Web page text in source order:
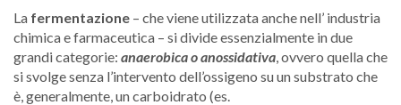
La fermentazione – che viene utilizzata anche nell’ industria
chimica e farmaceutica – si divide essenzialmente in due
grandi categorie: anaerobica oanossidativa , ovvero quella che
si svolge senza l’intervento dell’ossigeno su un substrato che
è, generalmente, un carboidrato (es.